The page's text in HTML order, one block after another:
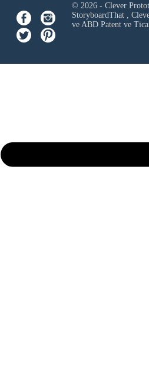
© 2026 - Clever
StoryboardThat ,
ve ABD Patent ve